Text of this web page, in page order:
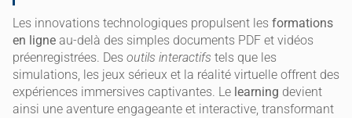
Les innovations technologiques propulsent les formations
en ligne au-delà des simples documents PDF et vidéos
préenregistrées. Des outils interactifs tels que les
simulations, les jeux sérieux et la réalité virtuelle offrent des
expériences immersives captivantes. Le learning devient
ainsi une aventure engageante et interactive, transformant